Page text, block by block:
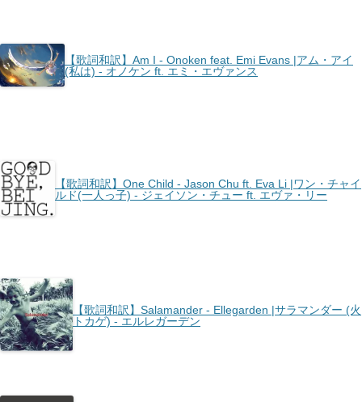
【歌詞和訳】Am I - Onoken feat. Emi Evans |アム・アイ
(私は) - オノケン ft. エミ・エヴァンス
【歌詞和訳】One Child - Jason Chu ft. Eva Li |ワン・チャイ
ルド(一人っ子) - ジェイソン・チュー ft. エヴァ・リー
【歌詞和訳】Salamander - Ellegarden |サラマンダー (火
トカゲ) - エルレガーデン